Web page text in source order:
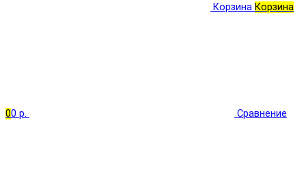
Корзина Корзина
00 р. Сравнение